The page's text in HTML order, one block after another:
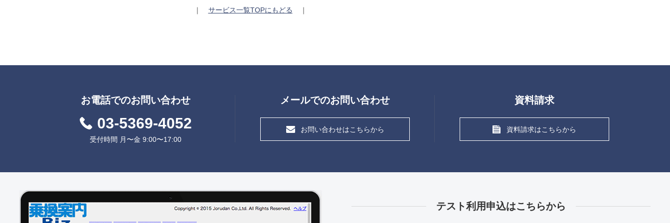
｜ サービス一覧TOPにもどる ｜
お電話でのお問い合わせ
03-5369-4052
受付時間 月〜金 9:00〜17:00
メールでのお問い合わせ
お問い合わせはこちらから
資料請求
資料請求はこちらから
テスト利用申込はこちらから